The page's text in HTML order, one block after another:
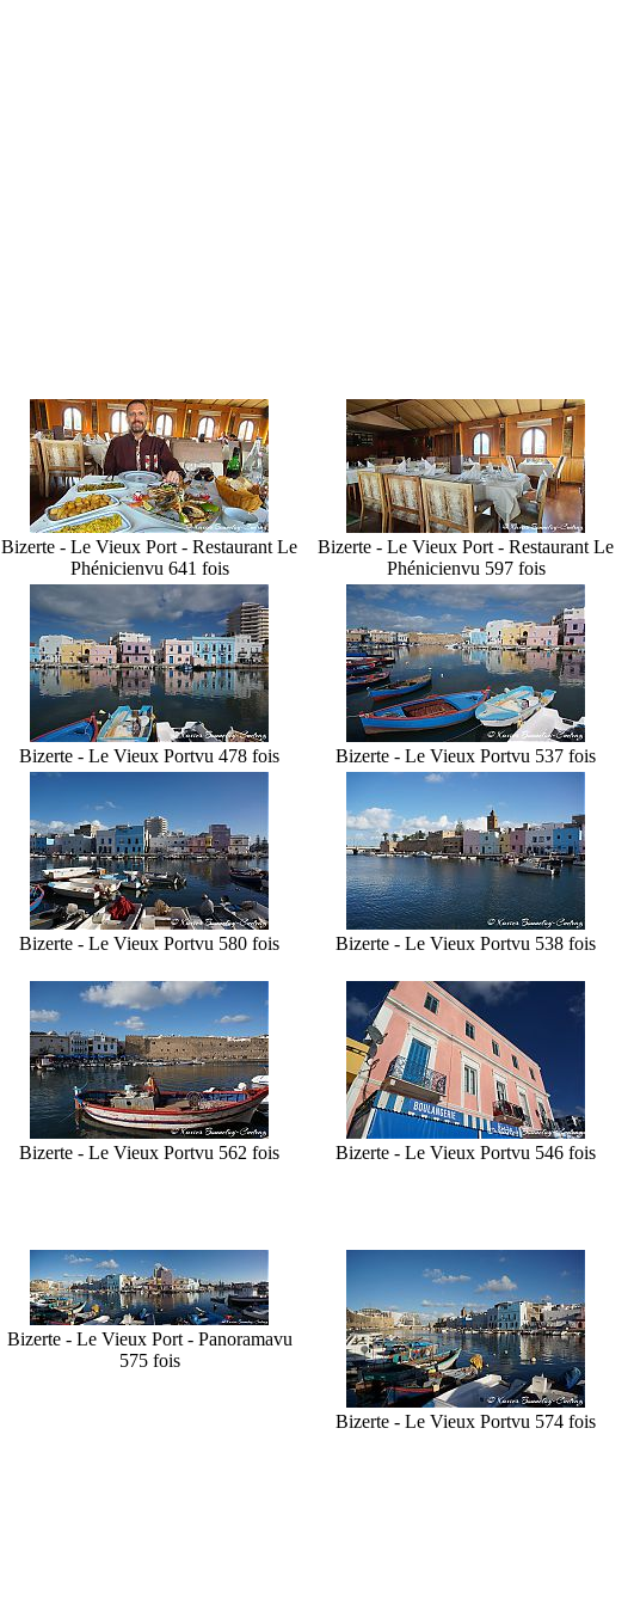
Bizerte - Le Vieux Port - Restaurant Le
Phénicienvu 641 fois
Bizerte - Le Vieux Port - Restaurant Le
Phénicienvu 597 fois
Bizerte - Le Vieux Portvu 478 fois Bizerte - Le Vieux Portvu 537 fois
Bizerte - Le Vieux Portvu 580 fois Bizerte - Le Vieux Portvu 538 fois
Bizerte - Le Vieux Portvu 562 fois Bizerte - Le Vieux Portvu 546 fois
Bizerte - Le Vieux Port - Panoramavu
575 fois
Bizerte - Le Vieux Portvu 574 fois